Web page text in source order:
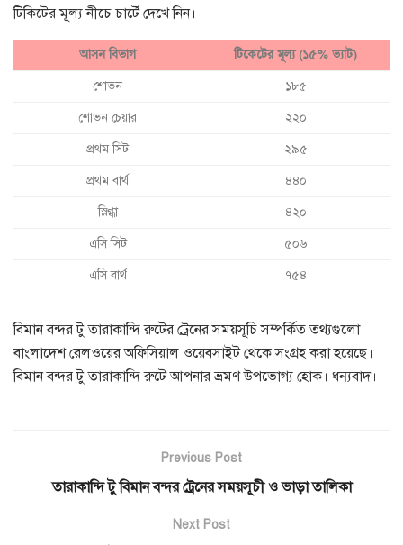
টিকিটের মূল্য নীচে চার্টে দেখে নিন।
আসন বিভাগ টিকেটের মূল্য (১৫% ভ্যাট)
শোভন ১৮৫
শোভন চেয়ার ২২০
প্রথম সিট ২৯৫
প্রথম বার্থ ৪৪০
স্নিগ্ধা ৪২০
এসি সিট ৫০৬
এসি বার্থ ৭৫৪
বিমান বন্দর টু তারাকান্দি রুটের ট্রেনের সময়সূচি সম্পর্কিত তথ্যগুলো
বাংলাদেশ রেলওয়ের অফিসিয়াল ওয়েবসাইট থেকে সংগ্রহ করা হয়েছে।
বিমান বন্দর টু তারাকান্দি রুটে আপনার ভ্রমণ উপভোগ্য হোক। ধন্যবাদ।
Previous Post
তারাকান্দি টু বিমান বন্দর ট্রেনের সময়সূচী ও ভাড়া তালিকা
Next Post